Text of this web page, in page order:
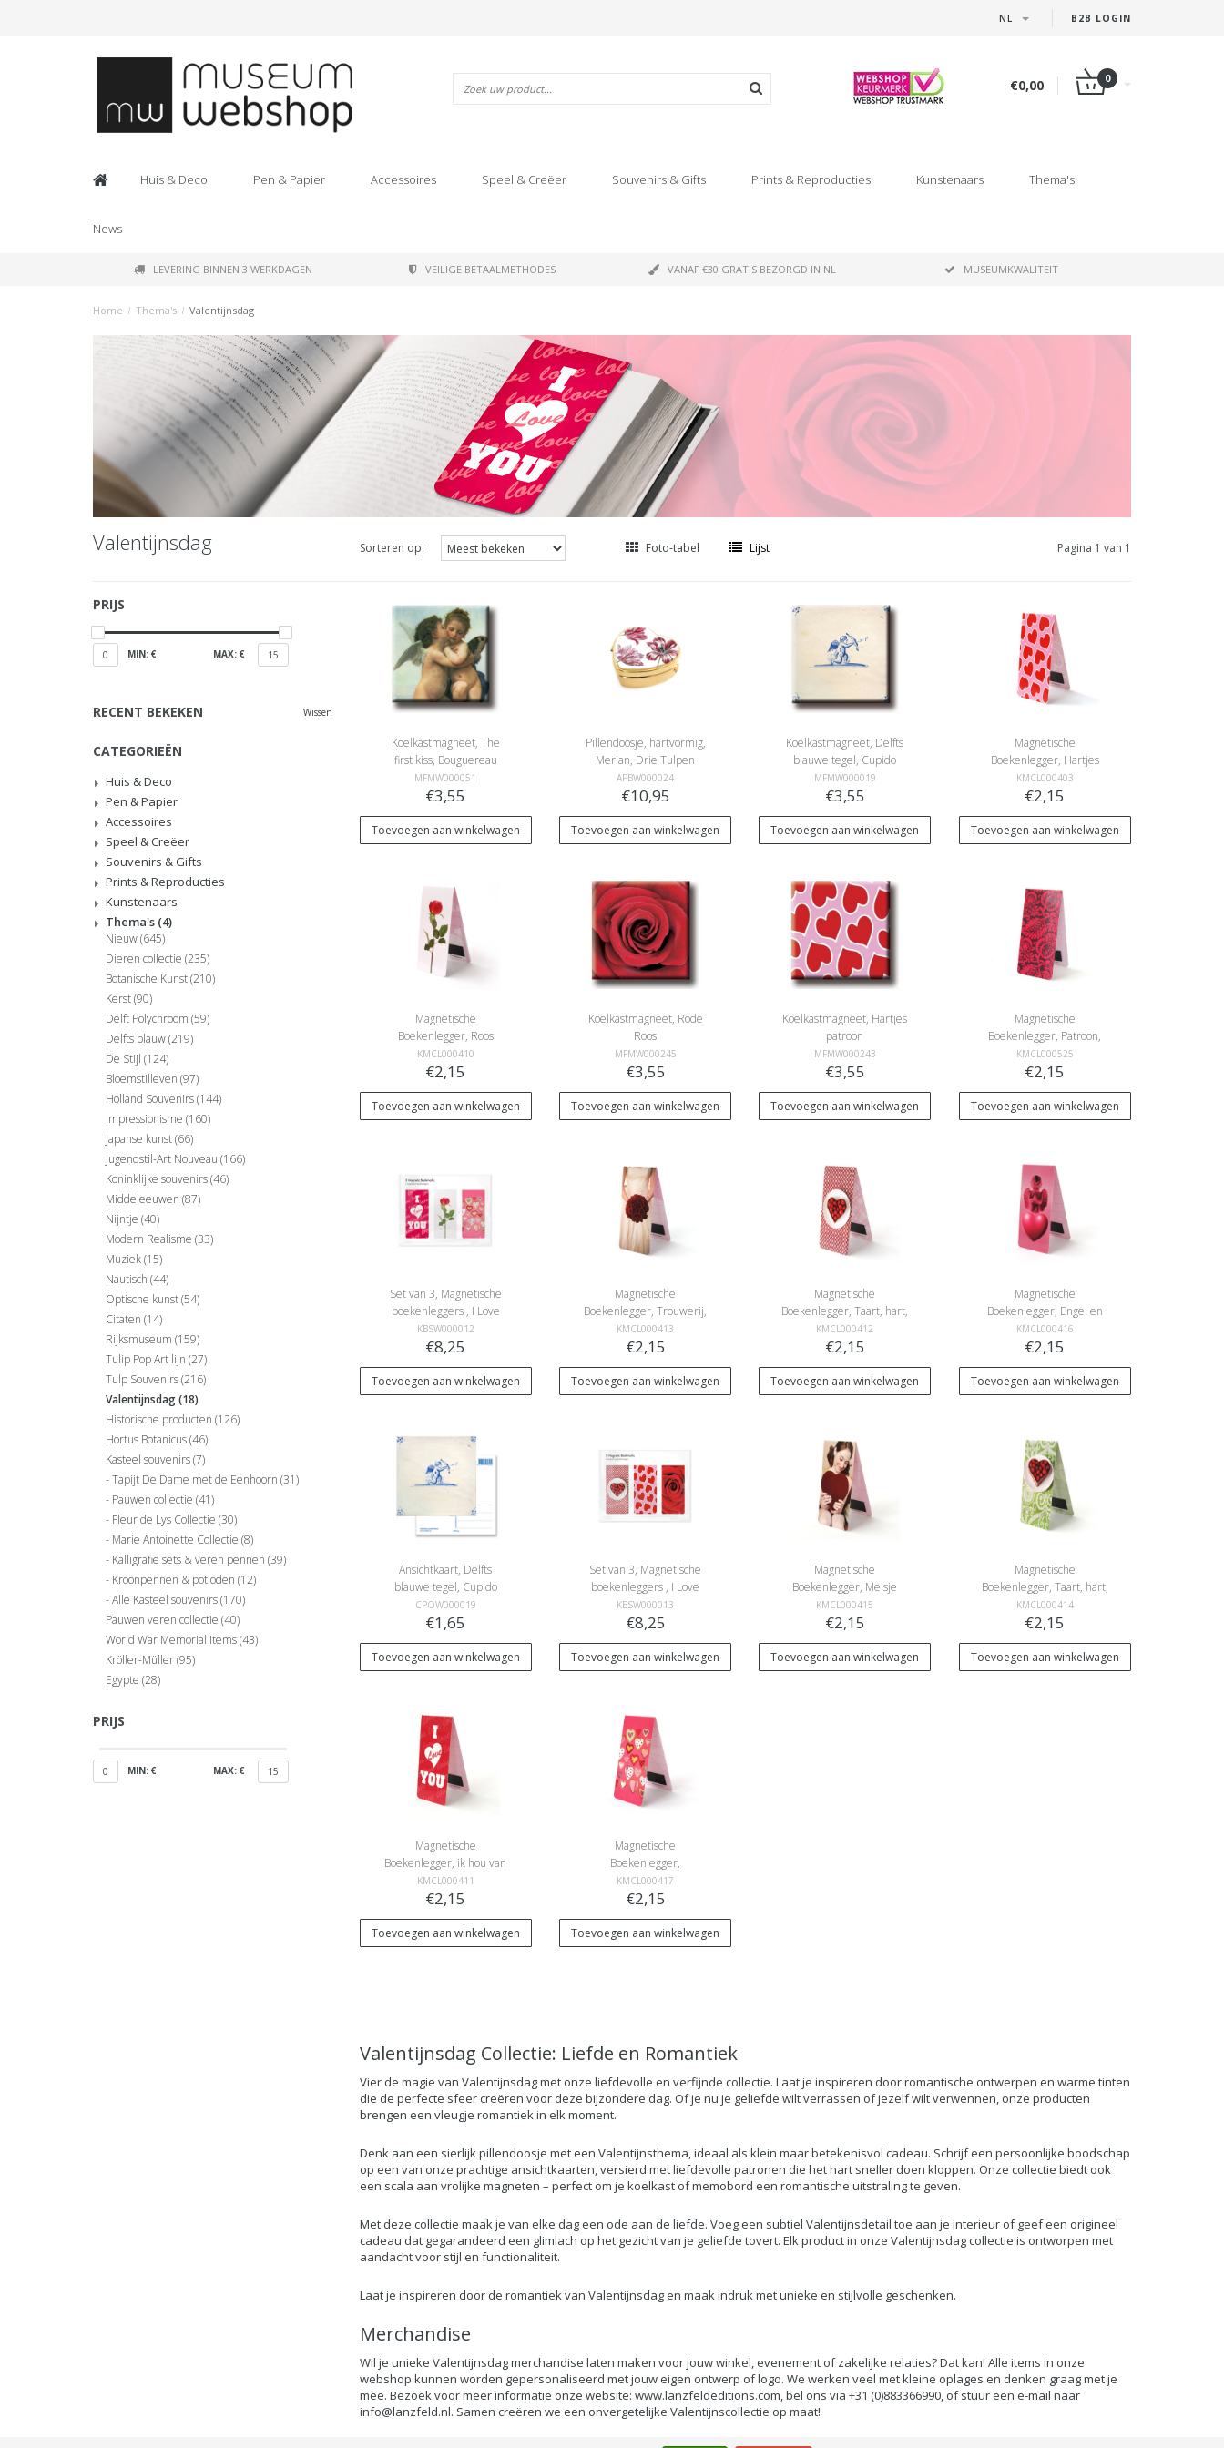
B2B LOGIN
NL
€0,00 0
Huis & Deco Pen & Papier Accessoires Speel & Creëer Souvenirs & Gifts Prints & Reproducties Kunstenaars Thema's
News
LEVERING BINNEN 3 WERKDAGEN VEILIGE BETAALMETHODES VANAF €30 GRATIS BEZORGD IN NL MUSEUMKWALITEIT
Home / Thema's / Valentijnsdag
Valentijnsdag Sorteren op: Foto-tabel Lijst Pagina 1 van 1
PRIJS
0 MIN: € MAX: € 15
RECENT BEKEKEN Wissen
CATEGORIEËN
Huis & Deco
Pen & Papier
Accessoires
Speel & Creëer
Souvenirs & Gifts
Prints & Reproducties
Kunstenaars
Thema's (4)
Nieuw(645)
Dieren collectie (235)
Botanische Kunst(210)
Kerst(90)
Delft Polychroom (59)
Delfts blauw(219)
De Stijl (124)
Bloemstilleven (97)
Holland Souvenirs(144)
Impressionisme (160)
Japanse kunst(66)
Jugendstil-Art Nouveau (166)
Koninklijke souvenirs(46)
Middeleeuwen (87)
Nijntje (40)
Modern Realisme (33)
Muziek(15)
Nautisch (44)
Optische kunst(54)
Citaten (14)
Rijksmuseum (159)
Tulip Pop Art lijn (27)
Tulp Souvenirs(216)
Valentijnsdag(18)
Historische producten (126)
Hortus Botanicus(46)
Kasteel souvenirs(7)
Tapijt De Dame met de Eenhoorn (31)
Pauwen collectie (41)
Fleur de Lys Collectie (30)
Marie Antoinette Collectie (8)
Kalligrafie sets & veren pennen (39)
Kroonpennen & potloden (12)
Alle Kasteel souvenirs(170)
Pauwen veren collectie (40)
World War Memorial items(43)
Kröller-Müller(95)
Egypte (28)
PRIJS
0 MIN: € MAX: € 15
Koelkastmagneet, The
first kiss, Bouguereau
MFMW000051
€3,55
Toevoegen aan winkelwagen
Pillendoosje, hartvormig,
Merian, Drie Tulpen
APBW000024
€10,95
Toevoegen aan winkelwagen
Koelkastmagneet, Delfts
blauwe tegel, Cupido
MFMW000019
€3,55
Toevoegen aan winkelwagen
Magnetische
Boekenlegger, Hartjes
KMCL000403
€2,15
Toevoegen aan winkelwagen
Magnetische
Boekenlegger, Roos
KMCL000410
€2,15
Toevoegen aan winkelwagen
Koelkastmagneet, Rode
Roos
MFMW000245
€3,55
Toevoegen aan winkelwagen
Koelkastmagneet, Hartjes
patroon
MFMW000243
€3,55
Toevoegen aan winkelwagen
Magnetische
Boekenlegger, Patroon,
bloemen roze
KMCL000525
€2,15
Toevoegen aan winkelwagen
Set van 3, Magnetische
boekenleggers , I Love
you
KBSW000012
€8,25
Toevoegen aan winkelwagen
Magnetische
Boekenlegger, Trouwerij,
roos
KMCL000413
€2,15
Toevoegen aan winkelwagen
Magnetische
Boekenlegger, Taart, hart,
Rood
KMCL000412
€2,15
Toevoegen aan winkelwagen
Magnetische
Boekenlegger, Engel en
hartje
KMCL000416
€2,15
Toevoegen aan winkelwagen
Ansichtkaart, Delfts
blauwe tegel, Cupido
CPOW000019
€1,65
Toevoegen aan winkelwagen
Set van 3, Magnetische
boekenleggers , I Love
you 2
KBSW000013
€8,25
Toevoegen aan winkelwagen
Magnetische
Boekenlegger, Meisje
met hartje
KMCL000415
€2,15
Toevoegen aan winkelwagen
Magnetische
Boekenlegger, Taart, hart,
groen
KMCL000414
€2,15
Toevoegen aan winkelwagen
Magnetische
Boekenlegger, ik hou van
jou
KMCL000411
€2,15
Toevoegen aan winkelwagen
Magnetische
Boekenlegger,
Hartvormige koekjes
KMCL000417
€2,15
Toevoegen aan winkelwagen
Valentijnsdag Collectie: Liefde en Romantiek
Vier de magie van Valentijnsdag met onze liefdevolle en verfijnde collectie. Laat je inspireren door romantische ontwerpen en warme tinten
die de perfecte sfeer creëren voor deze bijzondere dag. Of je nu je geliefde wilt verrassen of jezelf wilt verwennen, onze producten
brengen een vleugje romantiek in elk moment.
Denk aan een sierlijk pillendoosje met een Valentijnsthema, ideaal als klein maar betekenisvol cadeau. Schrijf een persoonlijke boodschap
op een van onze prachtige ansichtkaarten, versierd met liefdevolle patronen die het hart sneller doen kloppen. Onze collectie biedt ook
een scala aan vrolijke magneten – perfect om je koelkast of memobord een romantische uitstraling te geven.
Met deze collectie maak je van elke dag een ode aan de liefde. Voeg een subtiel Valentijnsdetail toe aan je interieur of geef een origineel
cadeau dat gegarandeerd een glimlach op het gezicht van je geliefde tovert. Elk product in onze Valentijnsdag collectie is ontworpen met
aandacht voor stijl en functionaliteit.
Laat je inspireren door de romantiek van Valentijnsdag en maak indruk met unieke en stijlvolle geschenken.
Merchandise
Wil je unieke Valentijnsdag merchandise laten maken voor jouw winkel, evenement of zakelijke relaties? Dat kan! Alle items in onze
webshop kunnen worden gepersonaliseerd met jouw eigen ontwerp of logo. We werken veel met kleine oplages en denken graag met je
mee. Bezoek voor meer informatie onze website: www.lanzfeldeditions.com, bel ons via +31 (0)883366990, of stuur een e-mail naar
info@lanzfeld.nl. Samen creëren we een onvergetelijke Valentijnscollectie op maat!